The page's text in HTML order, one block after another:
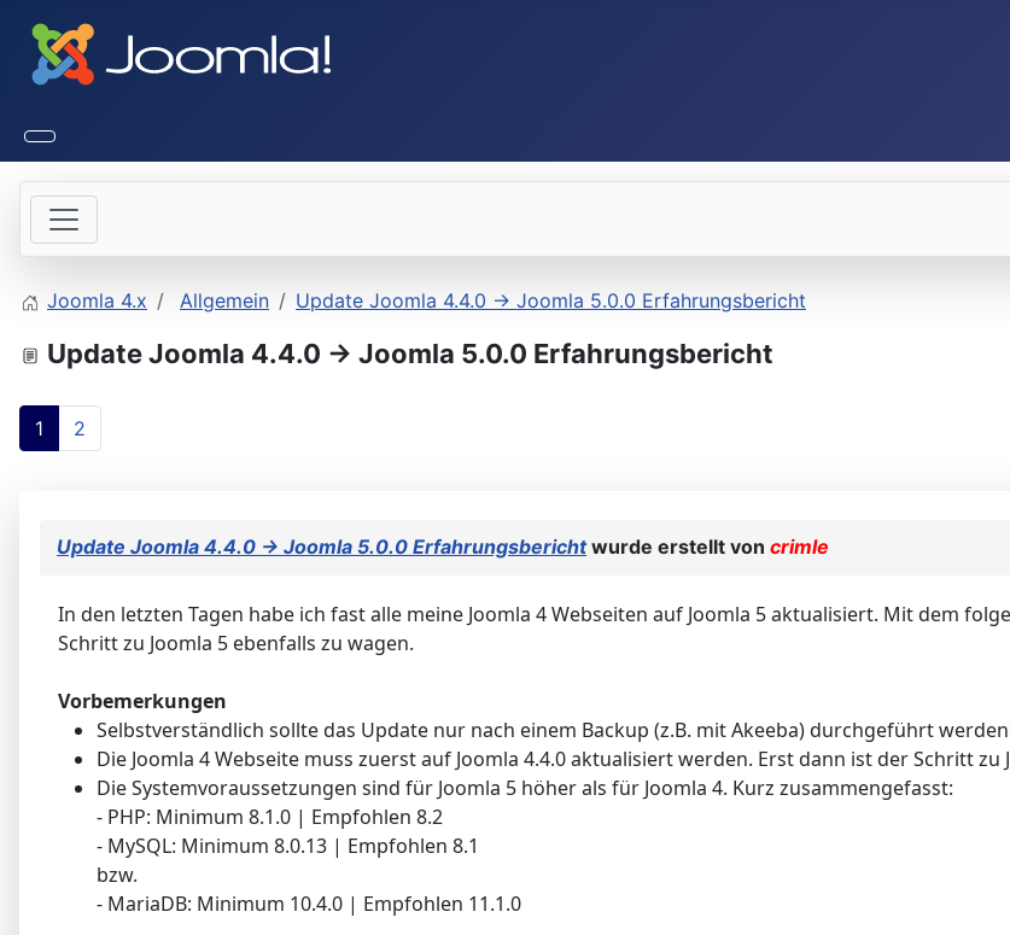
Joomla 4.x Allgemein Update Joomla 4.4.0 -> Joomla 5.0.0 Erfahrungsbericht
Update Joomla 4.4.0 -> Joomla 5.0.0 Erfahrungsbericht
1 2
Update Joomla 4.4.0 -> Joomla 5.0.0 Erfahrungsberichtwurde erstellt von crimle
In den letzten Tagen habe ich fast alle meine Joomla 4 Webseiten auf Joomla 5 aktualisiert. Mit dem
Schritt zu Joomla 5 ebenfalls zu wagen.
Vorbemerkungen
Selbstverständlich sollte das Update nur nach einem Backup (z.B. mit Akeeba) durchgeführt
Die Joomla 4 Webseite muss zuerst auf Joomla 4.4.0 aktualisiert werden. Erst dann ist der Schritt zu
Die Systemvoraussetzungen sind für Joomla 5 höher als für Joomla 4. Kurz zusammengefasst:
- PHP: Minimum 8.1.0 | Empfohlen 8.2
- MySQL: Minimum 8.0.13 | Empfohlen 8.1
bzw.
- MariaDB: Minimum 10.4.0 | Empfohlen 11.1.0